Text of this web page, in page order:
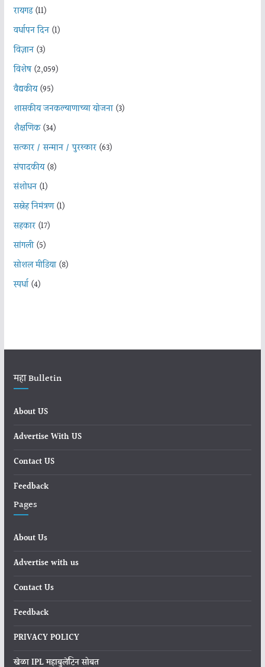
रायगड(11)
वर्धापन दिन(1)
विज्ञान(3)
विशेष(2,059)
वैद्यकीय(95)
शासकीय जनकल्याणाच्या योजना(3)
शैक्षणिक(34)
सत्कार / सन्मान / पुरस्कार(63)
संपादकीय(8)
संशोधन(1)
सस्नेह निमंत्रण(1)
सहकार(17)
सांगली(5)
सोशल मीडिया(8)
स्पर्धा(4)
महा Bulletin
About US
Advertise With US
Contact US
Feedback
Pages
About Us
Advertise with us
Contact Us
Feedback
PRIVACY POLICY
खेळा IPL महाबुलेटिन सोबत